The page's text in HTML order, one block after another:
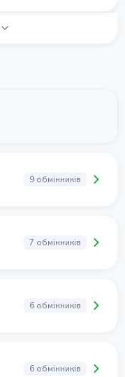
9 обмінників
7 обмінників
6 обмінників
6 обмінників